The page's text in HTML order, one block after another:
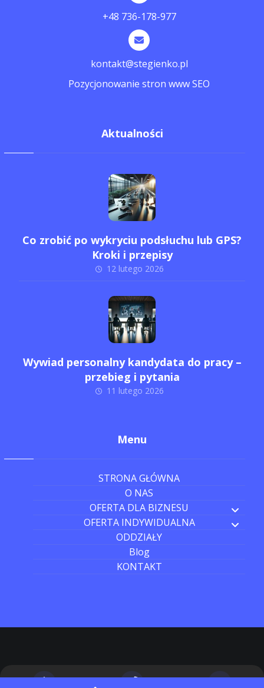
+48 736-178-977
kontakt@stegienko.pl
Pozycjonowanie stron www SEO
Aktualności
Co zrobić po wykryciu podsłuchu lub GPS?
Kroki i przepisy
12 lutego 2026
Wywiad personalny kandydata do pracy –
przebieg i pytania
11 lutego 2026
Menu
STRONA GŁÓWNA
O NAS
OFERTA DLA BIZNESU
OFERTA INDYWIDUALNA
ODDZIAŁY
Blog
KONTAKT